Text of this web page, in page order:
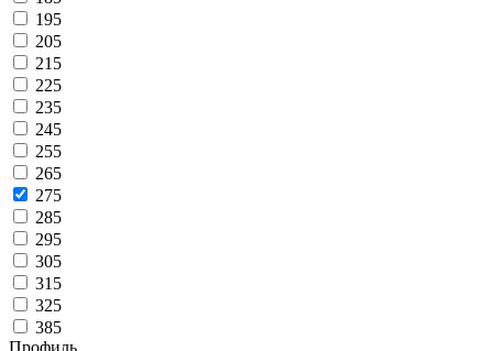
195
205
215
225
235
245
255
265
275
285
295
305
315
325
385
Профиль